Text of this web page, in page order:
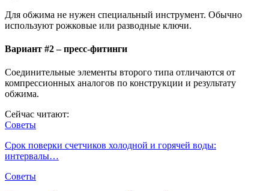
Для обжима не нужен специальный инструмент. Обычно
используют рожковые или разводные ключи.
Вариант #2 – пресс-фитинги
Соединительные элементы второго типа отличаются от
компрессионных аналогов по конструкции и результату
обжима.
Сейчас читают:
Советы
Срок поверки счетчиков холодной и горячей воды:
интервалы…
Советы